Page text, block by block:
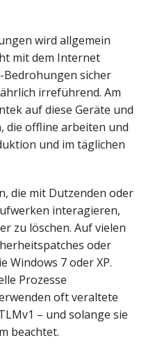
wird allgemein
mit dem Internet
Bedrohungen sicher
irreführend. Am
auf diese Geräte und
die offline arbeiten und
und im täglichen
die mit Dutzenden oder
interagieren,
zu löschen. Auf vielen
oder
Windows 7 oder XP.
Prozesse
oft veraltete
– und solange sie
beachtet.